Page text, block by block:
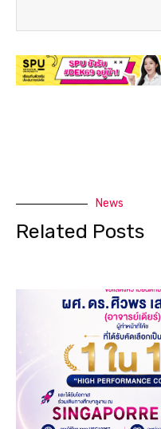
News
Related Posts